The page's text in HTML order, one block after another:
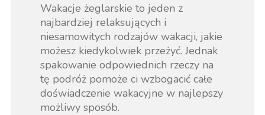
Wakacje żeglarskie to jeden z
najbardziej relaksujących i
niesamowitych rodzajów wakacji, jakie
możesz kiedykolwiek przeżyć. Jednak
spakowanie odpowiednich rzeczy na
tę podróż pomoże ci wzbogacić całe
doświadczenie wakacyjne w najlepszy
możliwy sposób.